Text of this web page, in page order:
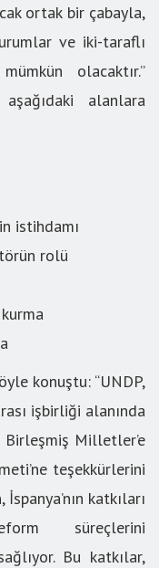
ortak bir çabayla,
ve iki-taraflı
olacaktır.”
alanlara
istihdamı
rolü
konuştu: “UNDP,
işbirliği alanında
Milletler’e
teşekkürlerini
katkıları
süreçlerini
Bu katkılar,